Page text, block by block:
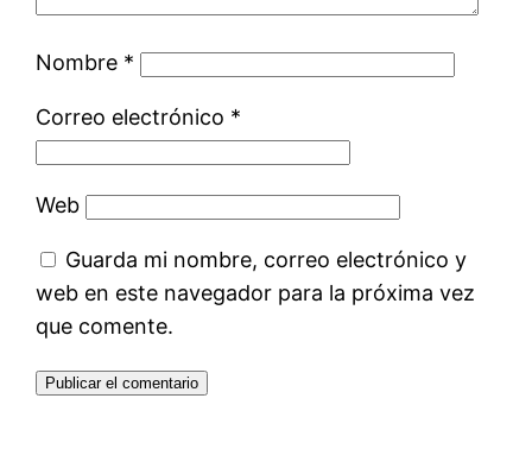
Nombre *
Correo electrónico *
Web
Guarda mi nombre, correo electrónico y
web en este navegador para la próxima vez
que comente.